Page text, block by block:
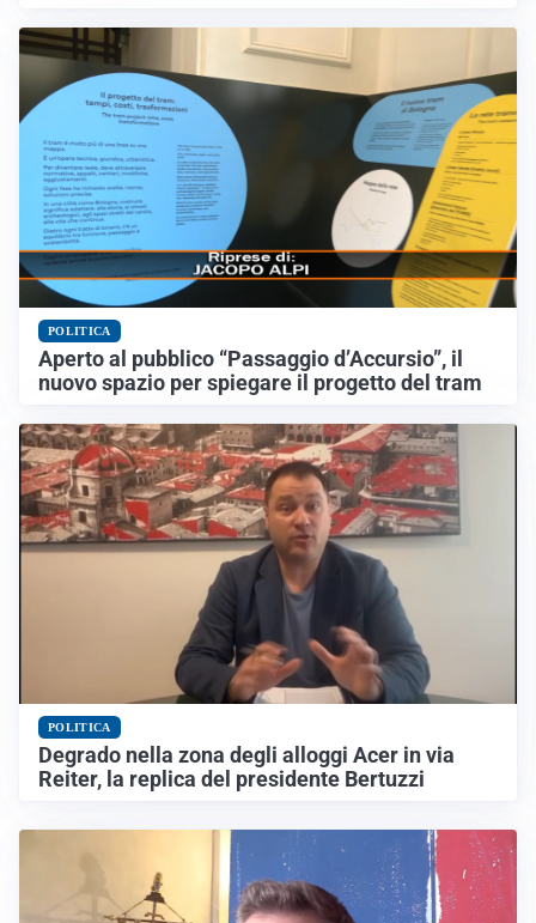
POLITICA
Aperto al pubblico “Passaggio d’Accursio”, il
nuovo spazio per spiegare il progetto del tram
POLITICA
Degrado nella zona degli alloggi Acer in via
Reiter, la replica del presidente Bertuzzi